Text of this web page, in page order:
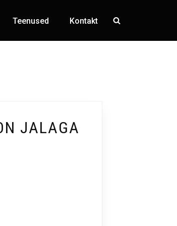
Teenused Kontakt
JALAGA